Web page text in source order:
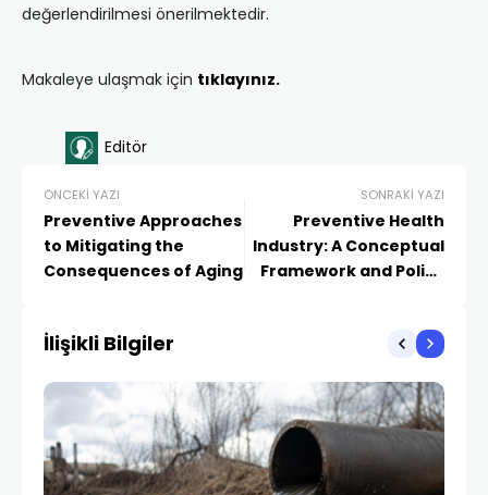
değerlendirilmesi önerilmektedir.
Makaleye ulaşmak için tıklayınız.
Editör
ÖNCEKI YAZI
Preventive Approaches
to Mitigating the
Consequences of Aging
SONRAKI YAZI
Preventive Health
Industry: A Conceptual
Framework and Policy
İlişikli Bilgiler